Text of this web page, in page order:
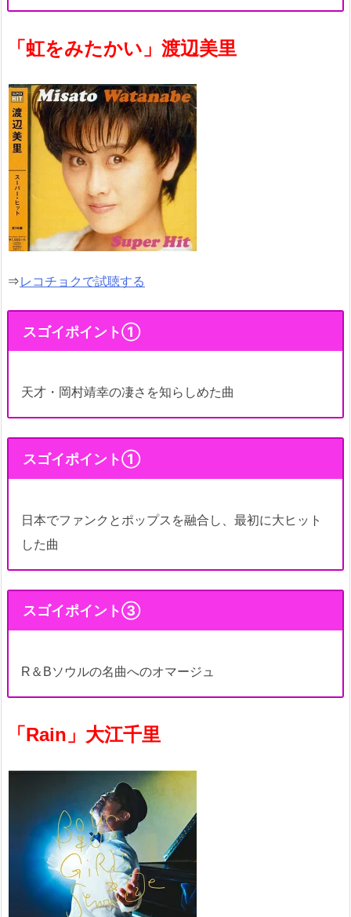
「虹をみたかい」渡辺美里
⇒レコチョクで試聴する
スゴイポイント①
天才・岡村靖幸の凄さを知らしめた曲
スゴイポイント①
日本でファンクとポップスを融合し、最初に大ヒット
した曲
スゴイポイント③
R＆Bソウルの名曲へのオマージュ
「Rain」大江千里